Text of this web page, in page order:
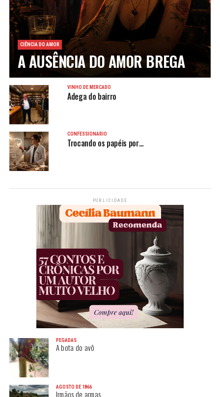
CIÊNCIA DO AMOR
A AUSÊNCIA DO AMOR BREGA
VINHO DE MERCADO
Adega do bairro
CONFESSIONÁRIO
Trocando os papéis por…
PUBLICIDADE
PEGADAS
A bota do avô
AGOSTO DE 1866
Irmãos de armas